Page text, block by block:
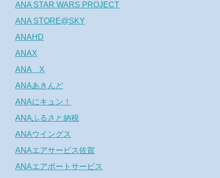
ANA STAR WARS PROJECT
ANA STORE@SKY
ANAHD
ANAX
ANA X
ANAあきんど
ANAにキュン！
ANAふるさと納税
ANAウイングス
ANAエアサービス佐賀
ANAエアポートサービス